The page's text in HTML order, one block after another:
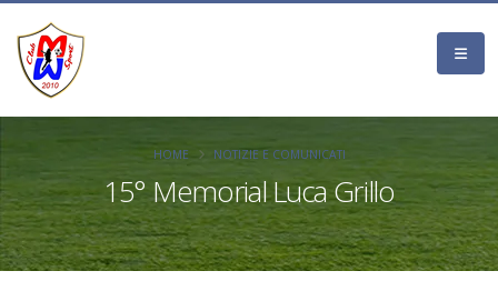
15° Memorial Luca Grillo
HOME NOTIZIE E COMUNICATI